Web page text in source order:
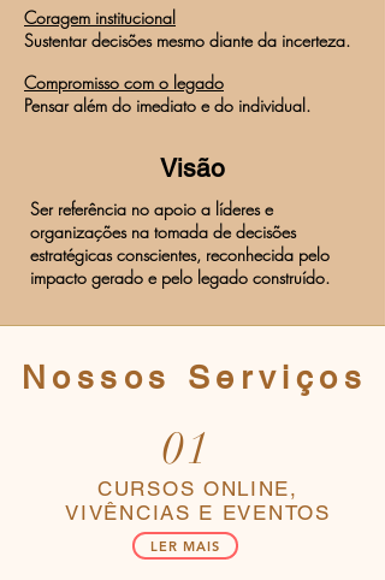
Coragem institucional
Sustentar decisões mesmo diante da incerteza.
Compromisso com o legado
Pensar além do imediato e do individual.
Visão
Ser referência no apoio a líderes e
organizações na tomada de decisões
estratégicas conscientes, reconhecida pelo
impacto gerado e pelo legado construído.
Nossos Serviços
01
CURSOS ONLINE,
VIVÊNCIAS E EVENTOS
LER MAIS